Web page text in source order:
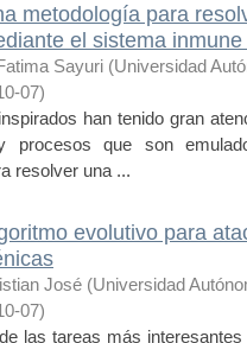
metodología para
el sistema
Sayuri (Universidad
07)
han tenido gran
procesos que son
resolver una ...
evolutivo para
José (Universidad
07)
las tareas más